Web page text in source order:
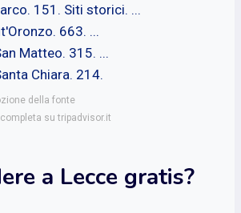
151. Siti storici. ...
663. ...
Matteo. 315. ...
Chiara. 214.
della fonte
su tripadvisor.it
a Lecce gratis?